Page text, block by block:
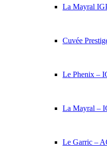
La Mayral
Cuvée
Le Phenix –
La Mayral –
Le Garric –